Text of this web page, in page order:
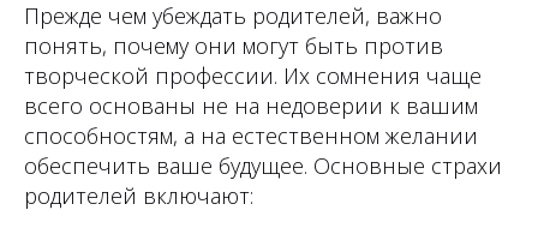
Прежде чем убеждать родителей, важно
понять, почему они могут быть против
творческой профессии. Их сомнения чаще
всего основаны не на недоверии к вашим
способностям, а на естественном желании
обеспечить ваше будущее. Основные страхи
родителей включают: